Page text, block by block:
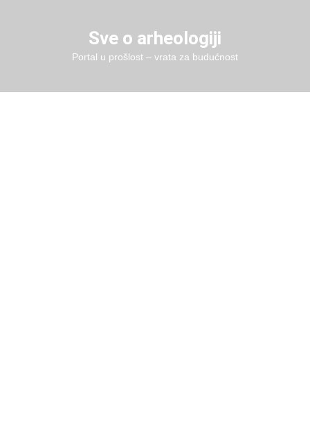
Sve o arheologiji
Portal u prošlost – vrata za budućnost